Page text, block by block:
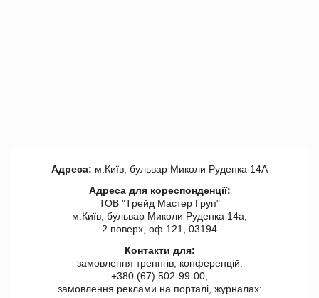
Адреса: м.Київ, бульвар Миколи Руденка 14А
Адреса для кореспонденції:
ТОВ "Tрейд Мастер Груп"
м.Київ, бульвар Миколи Руденка 14а,
2 поверх, оф 121, 03194
Контакти для:
замовлення треннгів, конференцій:
+380 (67) 502-99-00,
замовлення реклами на порталі, журналах: